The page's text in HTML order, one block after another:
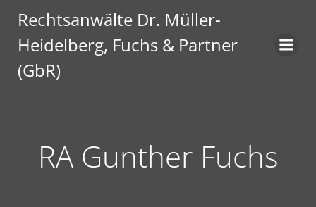
Rechtsanwälte Dr. Müller-
Heidelberg, Fuchs & Partner
(GbR)
RA Gunther Fuchs